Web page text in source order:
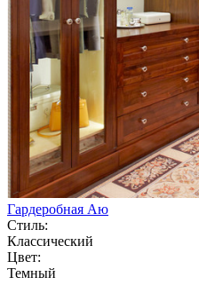
Гардеробная Аю
Стиль:
Классический
Цвет:
Темный